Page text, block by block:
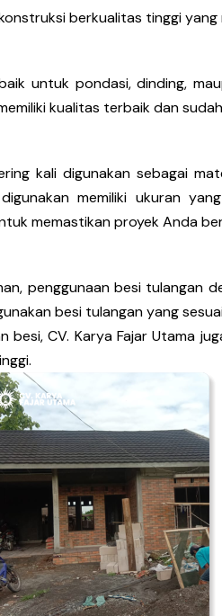
berkualitas tinggi
untuk pondasi, dinding,
kualitas terbaik dan
kali digunakan sebagai
memiliki ukuran
memastikan proyek Anda
penggunaan besi tulangan
besi tulangan yang
CV. Karya Fajar Utama